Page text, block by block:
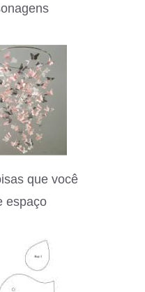
que você
espaço